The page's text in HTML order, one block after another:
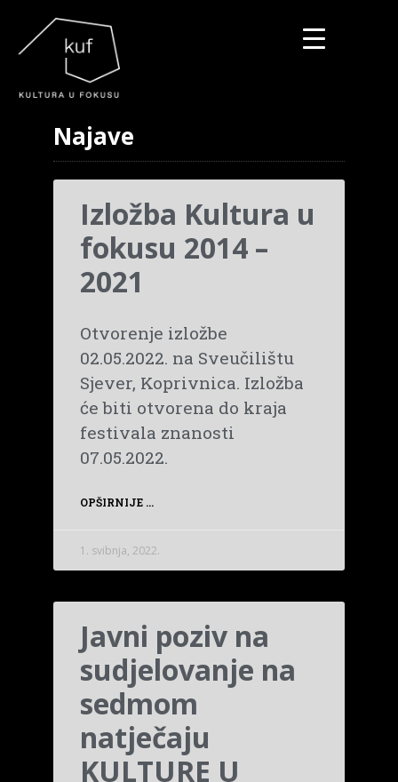
Najave
Izložba Kultura u
fokusu 2014 –
2021
Otvorenje izložbe
02.05.2022. na Sveučilištu
Sjever, Koprivnica. Izložba
će biti otvorena do kraja
festivala znanosti
07.05.2022.
OPŠIRNIJE ...
1. svibnja, 2022.
Javni poziv na
sudjelovanje na
sedmom
natječaju
KULTURE U